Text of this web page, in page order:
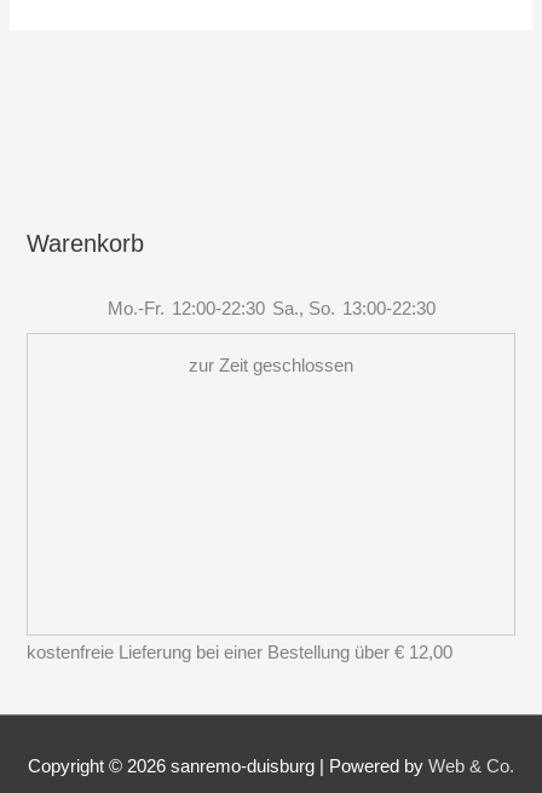
Warenkorb
Mo.-Fr. 12:00-22:30 Sa., So. 13:00-22:30
zur Zeit geschlossen
kostenfreie Lieferung bei einer Bestellung über€ 12,00
Copyright © 2026 sanremo-duisburg Powered by Web & Co.